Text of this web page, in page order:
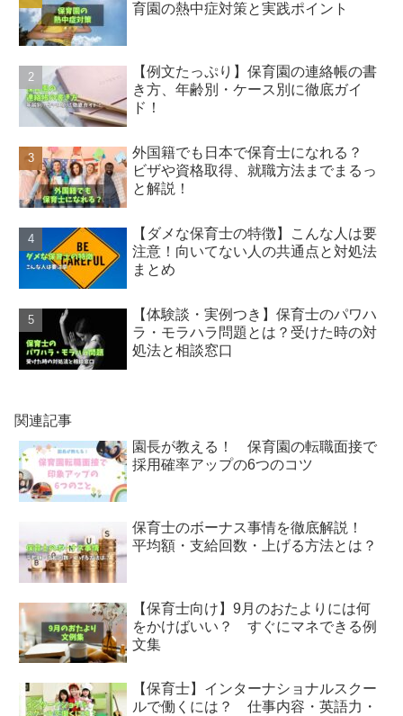
育園の熱中症対策と実践ポイント
【例文たっぷり】保育園の連絡帳の書
き方、年齢別・ケース別に徹底ガイ
ド！
外国籍でも日本で保育士になれる？
ビザや資格取得、就職方法までまるっ
と解説！
【ダメな保育士の特徴】こんな人は要
注意！向いてない人の共通点と対処法
まとめ
【体験談・実例つき】保育士のパワハ
ラ・モラハラ問題とは？受けた時の対
処法と相談窓口
関連記事
園長が教える！ 保育園の転職面接で
採用確率アップの6つのコツ
保育士のボーナス事情を徹底解説！
平均額・支給回数・上げる方法とは？
【保育士向け】9月のおたよりには何
をかけばいい？ すぐにマネできる例
文集
【保育士】インターナショナルスクー
ルで働くには？ 仕事内容・英語力・